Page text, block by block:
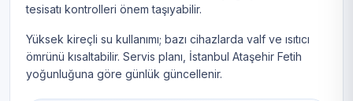
tesisatı kontrolleri önem taşıyabilir.
Yüksek kireçli su kullanımı; bazı cihazlarda valf ve ısıtıcı
ömrünü kısaltabilir. Servis planı, İstanbul Ataşehir Fetih
yoğunluğuna göre günlük güncellenir.